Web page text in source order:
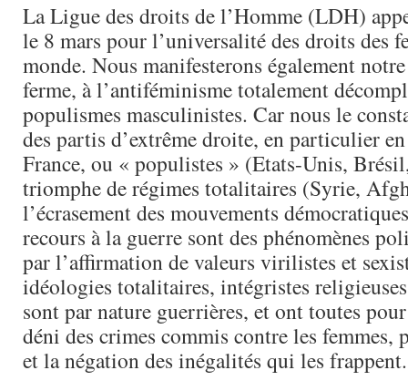
La Ligue des droits de l’Homme (LDH)
le 8 mars pour l’universalité des droits des
monde. Nous manifesterons également
ferme, à l’antiféminisme totalement
populismes masculinistes. Car nous le
des partis d’extrême droite, en particulier
France, ou « populistes » (Etats-Unis,
triomphe de régimes totalitaires (Syrie,
l’écrasement des mouvements
recours à la guerre sont des phénomènes
par l’affirmation de valeurs virilistes et
idéologies totalitaires, intégristes
sont par nature guerrières, et ont toutes
déni des crimes commis contre les femmes,
et la négation des inégalités qui les frappent.